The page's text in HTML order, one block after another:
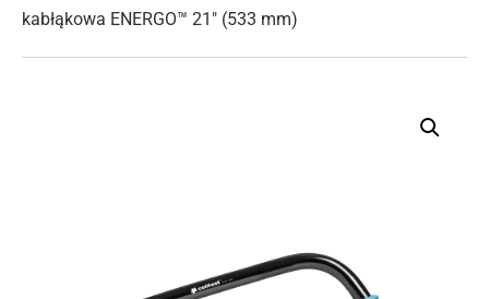
kabłąkowa ENERGO™ 21″ (533 mm)